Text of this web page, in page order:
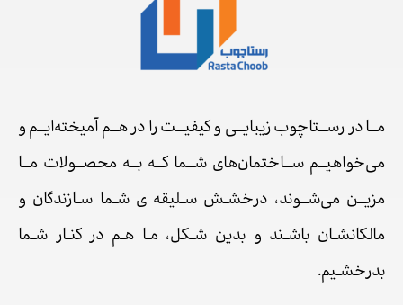
مــا در رســتاچوب زیبایــی و کیفیــت را در هــم آمیخته‌ایــم و
می‌خواهیــم ســاختمان‌های شــما کــه بــه محصــولات مــا
مزیــن می‌شــوند، درخشـش سـلیقه ی شـما سـازندگان و
مالکانشـان باشـند و بدین شـکل، مـا هـم در کنـار شـما
بدرخشـیم.